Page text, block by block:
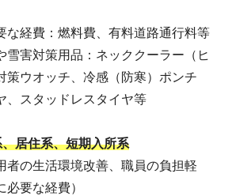
経費：燃料費、有料道路通行料等
害対策用品：ネッククーラー（ヒ
策ウオッチ、冷感（防寒）ポンチ
、スタッドレスタイヤ等
居住系、短期入所系
の生活環境改善、職員の負担軽
要な経費）